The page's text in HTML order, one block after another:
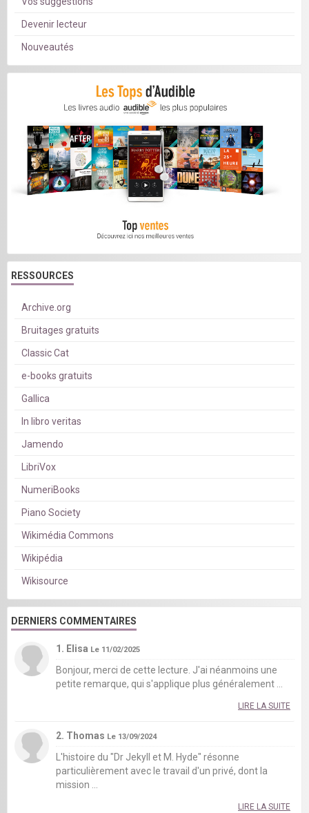
Devenir lecteur
Nouveautés
RESSOURCES
Archive.org
Bruitages gratuits
Classic Cat
e-books gratuits
Gallica
In libro veritas
Jamendo
LibriVox
NumeriBooks
Piano Society
Wikimédia Commons
Wikipédia
Wikisource
DERNIERS COMMENTAIRES
1. Elisa Le 11/02/2025
Bonjour, merci de cette lecture. J'ai néanmoins une
petite remarque, qui s'applique plus généralement ...
LIRE LA SUITE
2. Thomas Le 13/09/2024
L'histoire du "Dr Jekyll et M. Hyde" résonne
particulièrement avec le travail d'un privé, dont la
mission ...
LIRE LA SUITE